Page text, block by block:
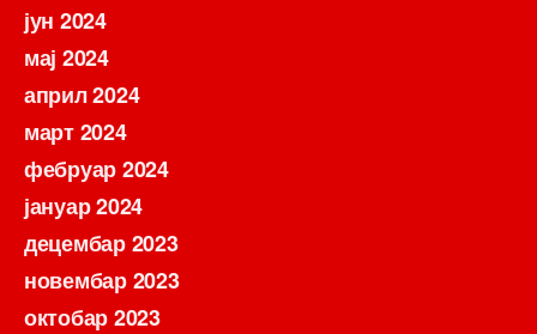
јун 2024
мај 2024
април 2024
март 2024
фебруар 2024
јануар 2024
децембар 2023
новембар 2023
октобар 2023